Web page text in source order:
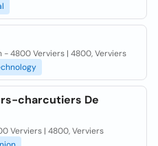
4800 Verviers | 4800, Verviers
charcutiers De
Verviers | 4800, Verviers